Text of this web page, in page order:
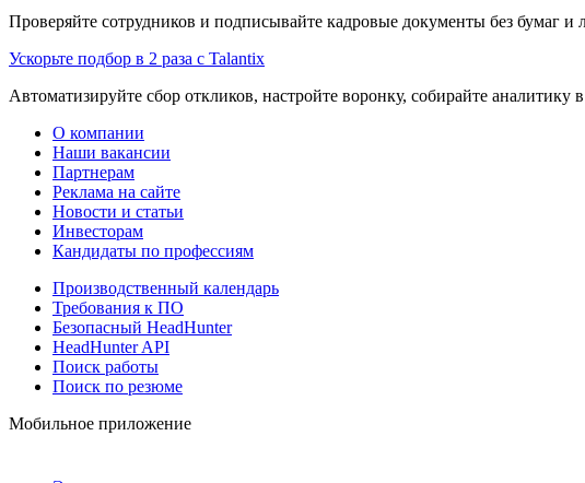
Проверяйте сотрудников и подписывайте кадровые документы без бумаг и
Ускорьте подбор в 2 раза с Talantix
Автоматизируйте сбор откликов, настройте воронку, собирайте аналитику
О компании
Наши вакансии
Партнерам
Реклама на сайте
Новости и статьи
Инвесторам
Кандидаты по профессиям
Производственный календарь
Требования к ПО
Безопасный HeadHunter
HeadHunter API
Поиск работы
Поиск по резюме
Мобильное приложение